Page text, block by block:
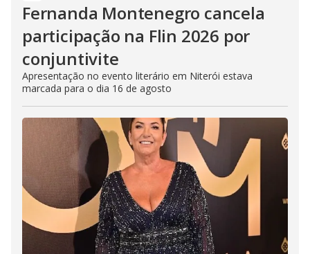
Fernanda Montenegro cancela
participação na Flin 2026 por
conjuntivite
Apresentação no evento literário em Niterói estava
marcada para o dia 16 de agosto